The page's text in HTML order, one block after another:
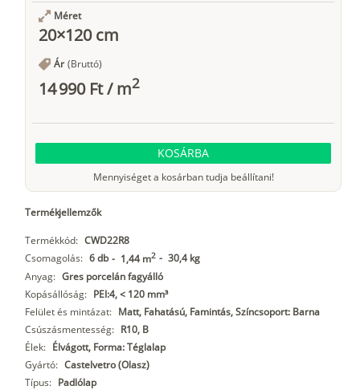
Méret
20×120 cm
Ár (Bruttó)
14 990 Ft/m2
KOSÁRBA
Mennyiséget a kosárban tudja beállítani!
Termékjellemzők
Termékkód: CWD22R8
Csomagolás: 6 db - 1,44 m2 - 30,4 kg
Anyag: Gres porcelán fagyálló
Kopásállóság: PEI:4, < 120 mm³
Felület és mintázat: Matt, Fahatású, Famintás, Színcsoport: Barna
Csúszásmentesség: R10, B
Élek: Élvágott, Forma: Téglalap
Gyártó: Castelvetro (Olasz)
Típus: Padlólap